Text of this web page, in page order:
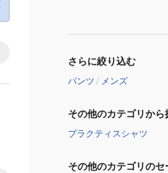
さらに絞り込む
パンツ / メンズ
その他のカテゴリから
プラクティスシャツ
その他のカテゴリの